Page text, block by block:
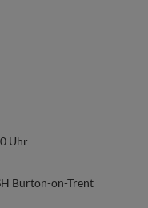
Uhr
Burton-on-Trent